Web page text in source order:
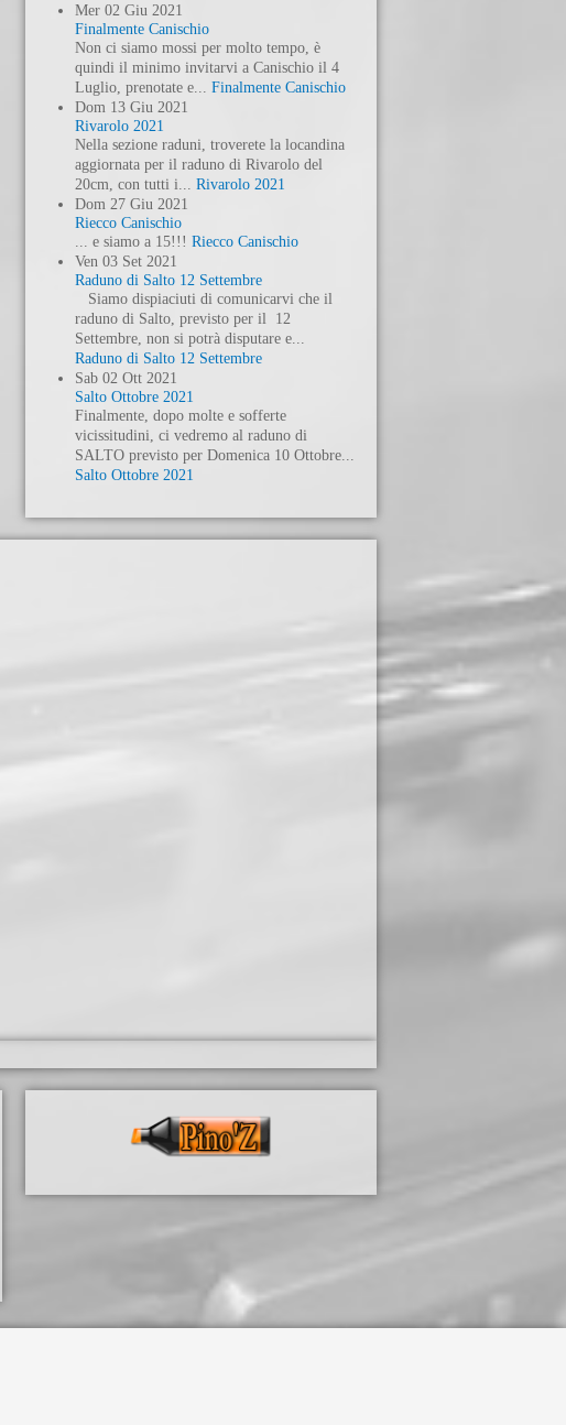
Mer 02 Giu 2021
Finalmente Canischio
Non ci siamo mossi per molto tempo, è
quindi il minimo invitarvi a Canischio il 4
Luglio, prenotate e... Finalmente Canischio
Dom 13 Giu 2021
Rivarolo 2021
Nella sezione raduni, troverete la locandina
aggiornata per il raduno di Rivarolo del
20cm, con tutti i... Rivarolo 2021
Dom 27 Giu 2021
Riecco Canischio
... e siamo a 15!!! Riecco Canischio
Ven 03 Set 2021
Raduno di Salto 12 Settembre
Siamo dispiaciuti di comunicarvi che il
raduno di Salto, previsto per il 12
Settembre, non si potrà disputare e...
Raduno di Salto 12 Settembre
Sab 02 Ott 2021
Salto Ottobre 2021
Finalmente, dopo molte e sofferte
vicissitudini, ci vedremo al raduno di
SALTO previsto per Domenica 10 Ottobre...
Salto Ottobre 2021